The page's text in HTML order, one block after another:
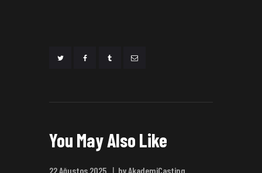
You May Also Like
22 Ağustos 2025 by AkademiCasting